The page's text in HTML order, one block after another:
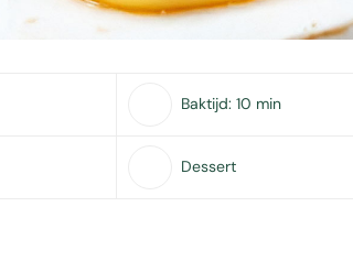
Baktijd: 10 min
Dessert